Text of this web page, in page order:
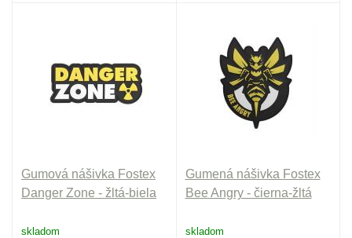
Gumová nášivka Fostex
Danger Zone - žltá-biela
skladom
Gumená nášivka Fostex
Bee Angry - čierna-žltá
skladom